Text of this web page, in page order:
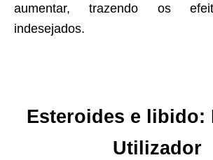
aumentar, trazendo os
indesejados.
Esteroides e libido:
Utilizador